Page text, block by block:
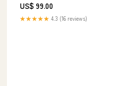
US$ 99.00
★★★★★ 4.3 (16 reviews)